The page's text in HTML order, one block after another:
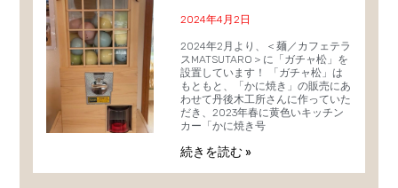
2024年4月2日
2024年2月より、＜麺／カフェテラ
スMATSUTARO＞に「ガチャ松」を
設置しています！ 「ガチャ松」は
もともと、「かに焼き」の販売にあ
わせて丹後木工所さんに作っていた
だき、2023年春に黄色いキッチン
カー「かに焼き号
続きを読む »